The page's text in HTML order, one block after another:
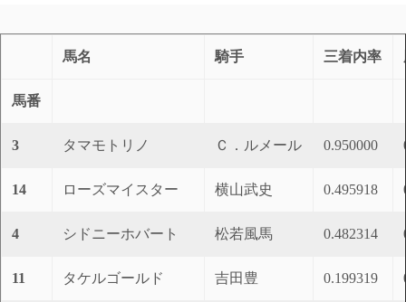
馬名 騎手 三着内率
馬番
3 タマモトリノ Ｃ．ルメール 0.950000
14 ローズマイスター 横山武史 0.495918
4 シドニーホバート 松若風馬 0.482314
11 タケルゴールド 吉田豊 0.199319